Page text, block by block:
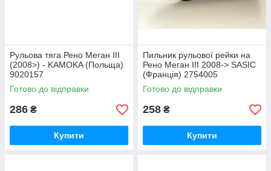
Рульова тяга Рено Меган III
(2008>) - KAMOKA (Польща)
9020157
Готово до відправки
286 ₴
Купити
Пильник рульової рейки на
Рено Меган III 2008-> SASIC
(Франція) 2754005
Готово до відправки
258 ₴
Купити